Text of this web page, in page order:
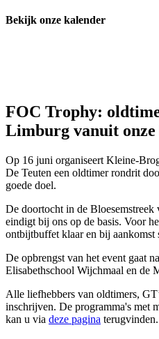
Bekijk onze kalender
FOC Trophy:
Limburg vanuit onze
Op 16 juni organiseert Kleine-
De Teuten een oldtimer rondrit
goede doel.
De doortocht in de
eindigt bij ons op de basis. Voor
ontbijtbuffet klaar en bij aankomst
De opbrengst van het event gaat
Elisabethschool Wijchmaal en de
Alle liefhebbers van oldtimers,
inschrijven. De programma's met
kan u via deze pagina terugvinden.